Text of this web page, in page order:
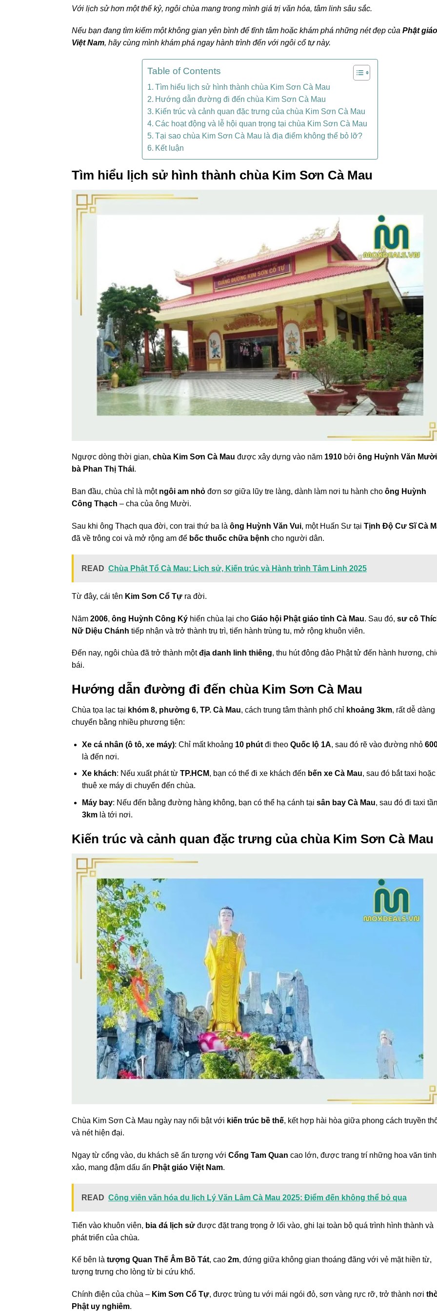
Với lịch sử hơn một thế kỷ, ngôi chùa mang trong mình giá trị văn hóa, tâm linh sâu sắc.
Nếu bạn đang tìm kiếm một không gian yên bình để tĩnh tâm hoặc khám phá những nét đẹp của Phật giáo
Việt Nam, hãy cùng mình khám phá ngay hành trình đến với ngôi cổ tự này.
Table of Contents
Tìm hiểu lịch sử hình thành chùa Kim Sơn Cà Mau
Hướng dẫn đường đi đến chùa Kim Sơn Cà Mau
Kiến trúc và cảnh quan đặc trưng của chùa Kim Sơn Cà Mau
Các hoạt động và lễ hội quan trọng tại chùa Kim Sơn Cà Mau
Tại sao chùa Kim Sơn Cà Mau là địa điểm không thể bỏ lỡ?
Kết luận
Tìm hiểu lịch sử hình thành chùa Kim Sơn Cà Mau
Ngược dòng thời gian, chùa Kim Sơn Cà Mau được xây dựng vào năm 1910 bởi ông Huỳnh Văn Mười
bà Phan Thị Thái.
Ban đầu, chùa chỉ là một ngôi am nhỏ đơn sơ giữa lũy tre làng, dành làm nơi tu hành cho ông Huỳnh
Công Thạch – cha của ông Mười.
Sau khi ông Thạch qua đời, con trai thứ ba là ông Huỳnh Văn Vui, một Huấn Sư tại Tịnh Độ Cư Sĩ Cà
đã về trông coi và mở rộng am để bốc thuốc chữa bệnh cho người dân.
READ Chùa Phật Tổ Cà Mau: Lịch sử, Kiến trúc và Hành trình Tâm Linh 2025
Từ đây, cái tên Kim Sơn Cổ Tự ra đời.
Năm 2006, ông Huỳnh Công Ký hiến chùa lại cho Giáo hội Phật giáo tỉnh Cà Mau. Sau đó, sư cô
Nữ Diệu Chánh tiếp nhận và trở thành trụ trì, tiến hành trùng tu, mở rộng khuôn viên.
Đến nay, ngôi chùa đã trở thành mộtđịa danh linh thiêng, thu hút đông đảo Phật tử đến hành hương,
bái.
Hướng dẫn đường đi đến chùa Kim Sơn Cà Mau
Chùa tọa lạc tại khóm 8, phường 6, TP. Cà Mau, cách trung tâm thành phố chỉ khoảng 3km, rất dễ dàng
chuyển bằng nhiều phương tiện:
Xe cá nhân (ô tô, xe máy): Chỉ mất khoảng 10 phútđi theo Quốc lộ 1A, sau đó rẽ vào đường nhỏ
là đến nơi.
Xe khách: Nếu xuất phát từ TP.HCM, bạn có thể đi xe khách đến bến xe Cà Mau, sau đó bắt taxi hoặc
thuê xe máy di chuyển đến chùa.
Máy bay: Nếu đến bằng đường hàng không, bạn có thể hạ cánh tại sân bay Cà Mau, sau đó đi taxi
3kmlà tới nơi.
Kiến trúc và cảnh quan đặc trưng của chùa Kim Sơn Cà Mau
Chùa Kim Sơn Cà Mau ngày nay nổi bật với kiến trúc bề thế, kết hợp hài hòa giữa phong cách truyền
và nét hiện đại.
Ngay từ cổng vào, du khách sẽ ấn tượng với Cổng Tam Quan cao lớn, được trang trí những hoa văn tinh
xảo, mang đậm dấu ấn Phật giáo Việt Nam.
READ Công viên văn hóa du lịch Lý Văn Lâm Cà Mau 2025: Điểm đến không thể bỏ qua
Tiến vào khuôn viên, bia đá lịch sử được đặt trang trọng ở lối vào, ghi lại toàn bộ quá trình hình thành và
phát triển của chùa.
Kế bên là tượng Quan Thế Âm Bồ Tát, cao 2m, đứng giữa không gian thoáng đãng với vẻ mặt hiền từ,
tượng trưng cho lòng từ bi cứu khổ.
Chính điện của chùa – Kim Sơn Cổ Tự, được trùng tu với mái ngói đỏ, sơn vàng rực rỡ, trở thành nơi
Phật uy nghiêm.